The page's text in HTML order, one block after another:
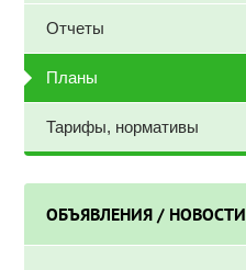
Отчеты
Планы
Тарифы, нормативы
ОБЪЯВЛЕНИЯ / НОВОСТИ